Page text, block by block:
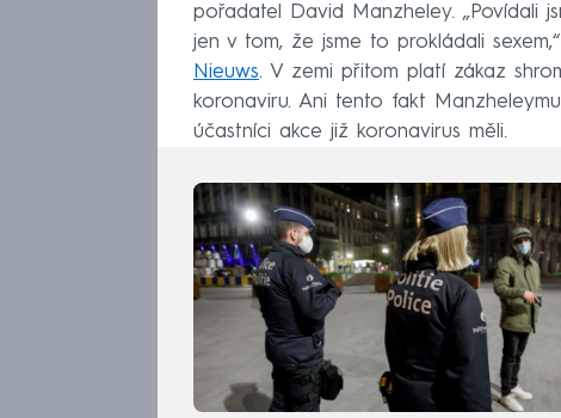
pořadatel David Manzheley. „Povídali
jen v tom, že jsme to prokládali
Nieuws. V zemi přitom platí zákaz
koronaviru. Ani tento fakt
účastníci akce již koronavirus měli.